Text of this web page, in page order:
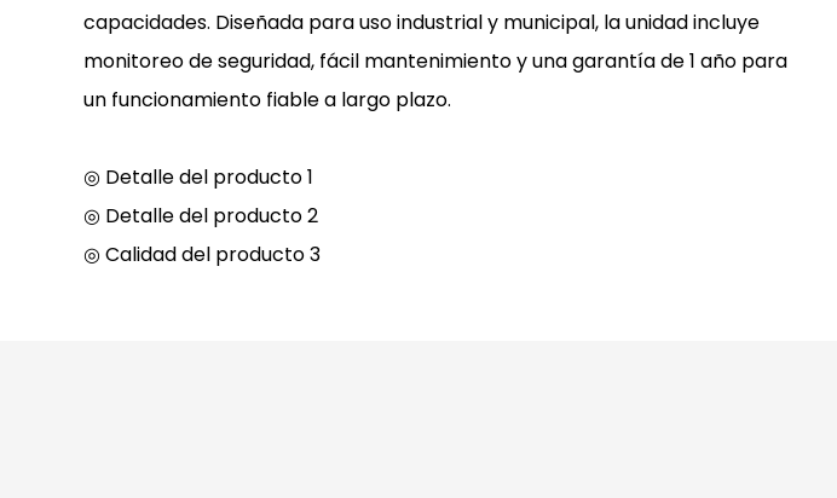
capacidades. Diseñada para uso industrial y municipal, la unidad incluye
monitoreo de seguridad, fácil mantenimiento y una garantía de 1 año para
un funcionamiento fiable a largo plazo.
◎ Detalle del producto 1
◎ Detalle del producto 2
◎ Calidad del producto 3